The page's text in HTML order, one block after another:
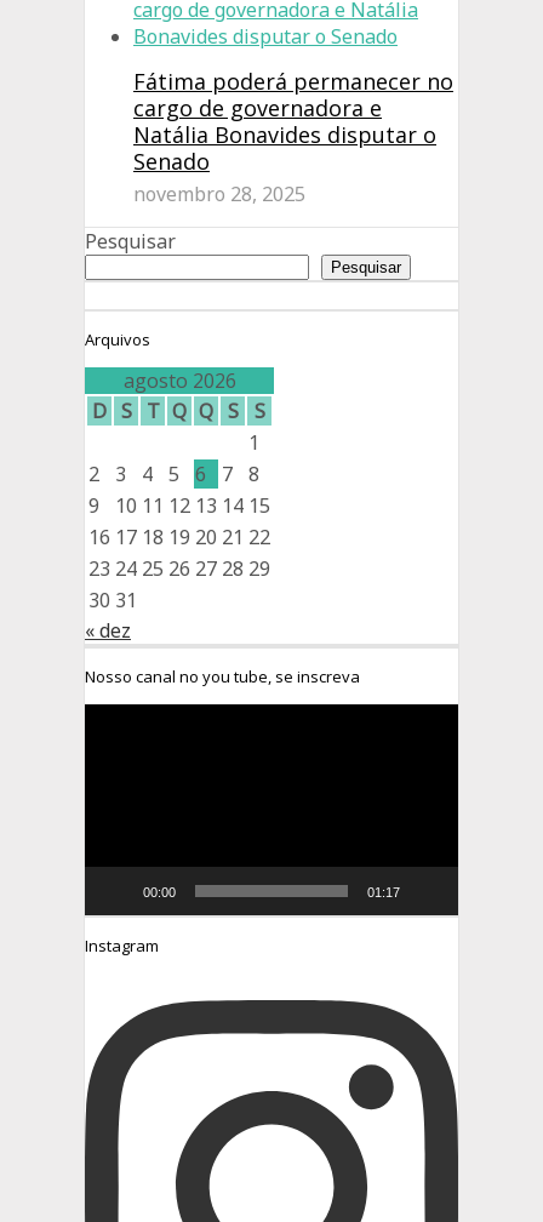
Fátima poderá permanecer no
cargo de governadora e
Natália Bonavides disputar o
Senado
novembro 28, 2025
Pesquisar
Pesquisar
Arquivos
agosto 2026
D S T Q Q S
S
1
2
3 4 5 6 7 8
9
10 11 12 13 14 15
16 17 18 19 20 21 22
23 24 25 26 27 28 29
30 31
« dez
Nosso canal no you tube, se inscreva
00:00 01:17
Instagram